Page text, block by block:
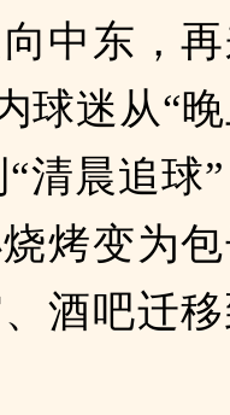
中东，
球迷从“
清晨追球”
烤变为
酒吧迁移